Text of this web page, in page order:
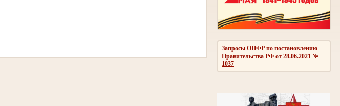
Запросы ОПФР по постановлению
Правительства РФ от 28.06.2021 №
1037